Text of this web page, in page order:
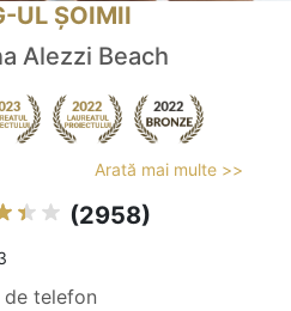
UL ȘOIMII
Alezzi Beach
Arată mai multe >>
(2958)
de telefon